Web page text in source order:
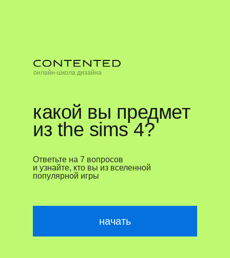
какой вы предмет
из the sims 4?
Ответьте на 7 вопросов
и узнайте, кто вы из вселенной
популярной игры
начать
онлайн-школа дизайна